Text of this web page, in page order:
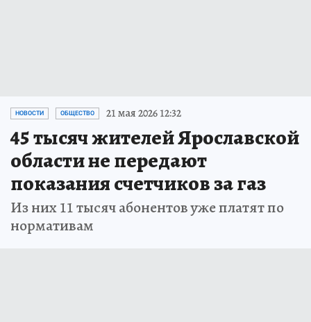
НОВОСТИ ОБЩЕСТВО 21 мая 2026 12:32
45 тысяч жителей Ярославской
области не передают
показания счетчиков за газ
Из них 11 тысяч абонентов уже платят по
нормативам